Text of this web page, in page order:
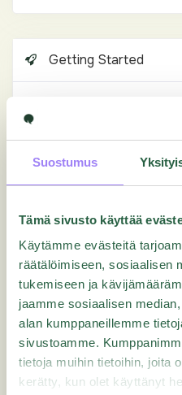
Suostumus
Tämä sivusto käyttää
Käytämme evästeitä
räätälöimiseen, sosiaalisen
tukemiseen ja
jaamme sosiaalisen
alan kumppaneillemme
sivustoamme.
tietoja muihin tietoihin, joita
kerätty, kun olet käyttänyt
Getting Started
Oppaat
Hallinto
Miten aktivoida
Essentialsissa
Miten jakaa questi?
Miten käyttää Kopiointia?
Miten määrittää
Miten lisään uuden
Miten käytän